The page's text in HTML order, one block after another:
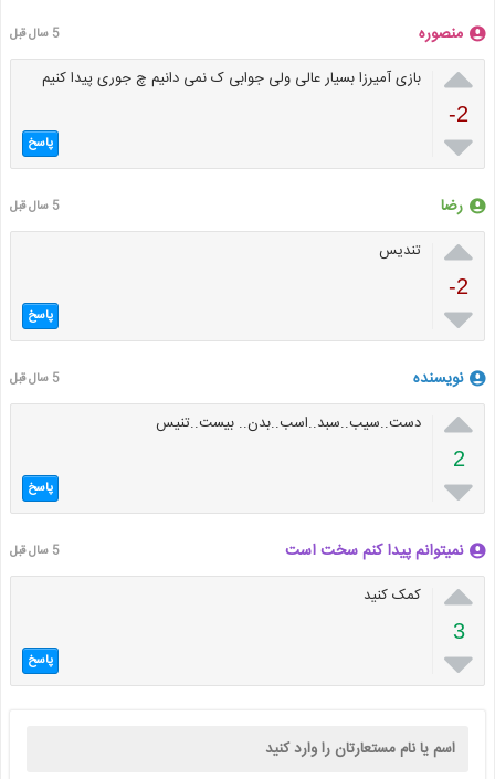
منصوره 5 سال قبل

-2

بازی آمیرزا بسیار عالی ولی جوابی ک نمی دانیم چ جوری پیدا کنیم
پاسخ
رضا 5 سال قبل

-2

تندیس
پاسخ
نویسنده 5 سال قبل

2

دست..سیب..سبد..اسب..بدن.. بیست..تنیس
پاسخ
نمیتوانم پیدا کنم سخت است 5 سال قبل

3

کمک کنید
پاسخ